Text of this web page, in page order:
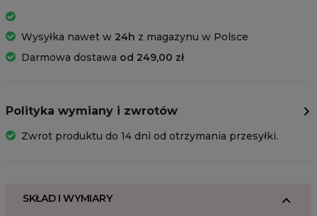
Wysyłka nawet w 24h z magazynu w Polsce
Darmowa dostawa od 249,00 zł
Polityka wymiany i zwrotów
Zwrot produktu do 14 dni od otrzymania przesyłki.
SKŁAD I WYMIARY